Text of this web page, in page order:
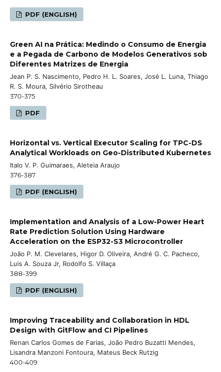
PDF (ENGLISH)
Green AI na Prática: Medindo o Consumo de Energia
e a Pegada de Carbono de Modelos Generativos sob
Diferentes Matrizes de Energia
Jean P. S. Nascimento, Pedro H. L. Soares, José L. Luna, Thiago
R. S. Moura, Silvério Sirotheau
370-375
PDF
Horizontal vs. Vertical Executor Scaling for TPC-DS
Analytical Workloads on Geo-Distributed Kubernetes
Italo V. P. Guimaraes, Aleteia Araujo
376-387
PDF (ENGLISH)
Implementation and Analysis of a Low-Power Heart
Rate Prediction Solution Using Hardware
Acceleration on the ESP32-S3 Microcontroller
João P. M. Clevelares, Higor D. Oliveira, André G. C. Pacheco,
Luis A. Souza Jr, Rodolfo S. Villaça
388-399
PDF (ENGLISH)
Improving Traceability and Collaboration in HDL
Design with GitFlow and CI Pipelines
Renan Carlos Gomes de Farias, João Pedro Buzatti Mendes,
Lisandra Manzoni Fontoura, Mateus Beck Rutzig
400-409